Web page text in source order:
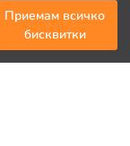
Приемам всичко
бисквитки